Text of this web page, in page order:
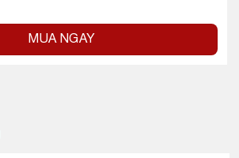
MUA NGAY